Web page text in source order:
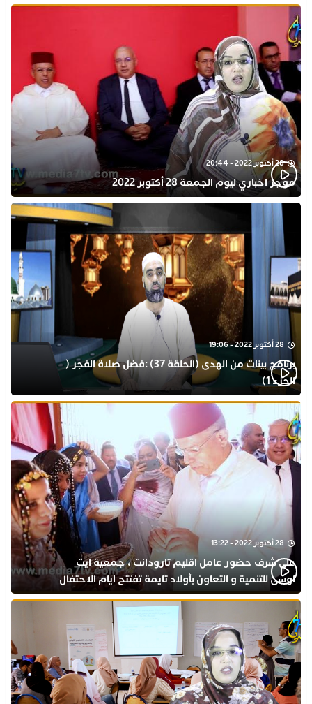
28 أكتوبر 2022 - 20:44
موجز اخباري ليوم الجمعة 28 أكتوبر 2022
28 أكتوبر 2022 - 19:06
برنامج بينات من الهدى (الحلقة 37) :فضل صلاة الفجر (
الجزء 1)
28 أكتوبر 2022 - 13:22
على شرف حضور عامل اقليم تارودانت ، جمعية ايت
اوسى للتنمية و التعاون بأولاد تايمة تفتتح ايام الاحتفال
بذكرى المولد النبوي